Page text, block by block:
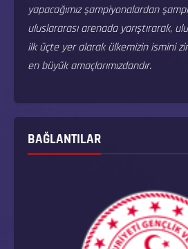
yapacağımız şampiyonalardan
uluslararası arenada yarıştırarak,
ilk üçte yer alarak ülkemizin ismini
en büyük amaçlarımızdandır.
BAĞLANTILAR